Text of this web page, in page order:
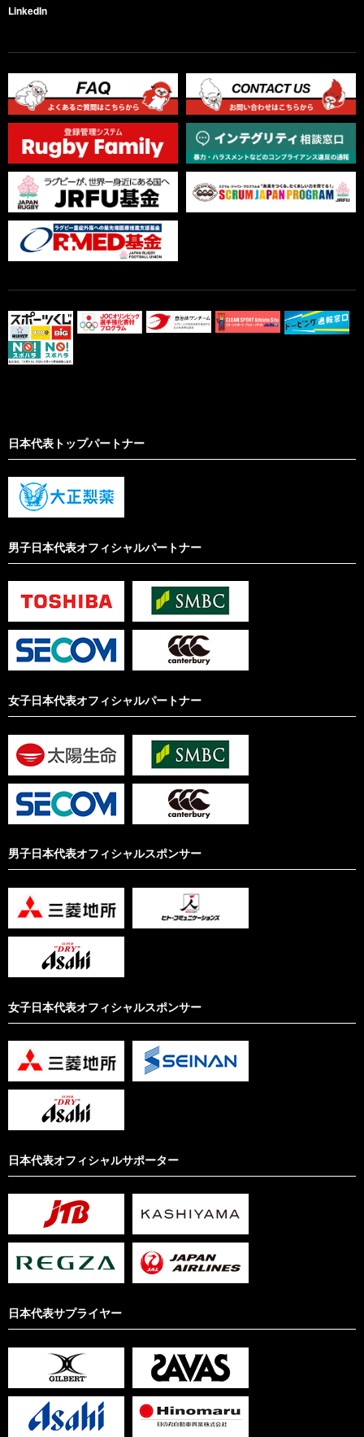
LinkedIn
日本代表トップパートナー
男子日本代表オフィシャルパートナー
女子日本代表オフィシャルパートナー
男子日本代表オフィシャルスポンサー
女子日本代表オフィシャルスポンサー
日本代表オフィシャルサポーター
日本代表サプライヤー